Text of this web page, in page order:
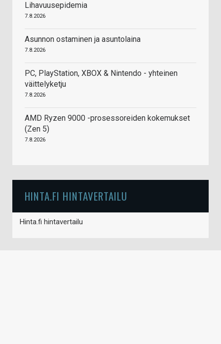
Lihavuusepidemia
7.8.2026
Asunnon ostaminen ja asuntolaina
7.8.2026
PC, PlayStation, XBOX & Nintendo - yhteinen
väittelyketju
7.8.2026
AMD Ryzen 9000 -prosessoreiden kokemukset
(Zen 5)
7.8.2026
HINTA.FI HINTAVERTAILU
Hinta.fi hintavertailu